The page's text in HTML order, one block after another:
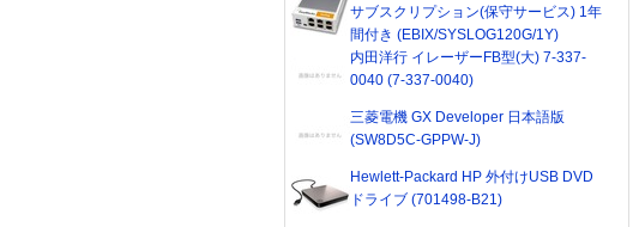
サブスクリプション(保守サービス) 1年
間付き (EBIX/SYSLOG120G/1Y)
内田洋行 イレーザーFB型(大) 7-337-
0040 (7-337-0040)
三菱電機 GX Developer 日本語版
(SW8D5C-GPPW-J)
Hewlett-Packard HP 外付けUSB DVD
ドライブ (701498-B21)